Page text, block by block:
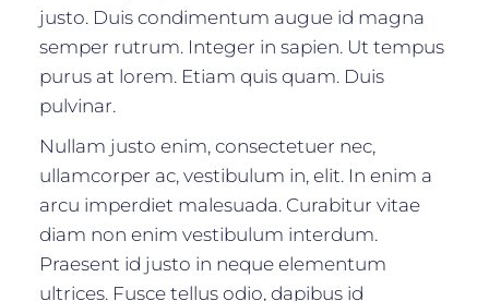
justo. Duis condimentum augue id magna
semper rutrum. Integer in sapien. Ut tempus
purus at lorem. Etiam quis quam. Duis
pulvinar.
Nullam justo enim, consectetuer nec,
ullamcorper ac, vestibulum in, elit. In enim a
arcu imperdiet malesuada. Curabitur vitae
diam non enim vestibulum interdum.
Praesent id justo in neque elementum
ultrices. Fusce tellus odio, dapibus id